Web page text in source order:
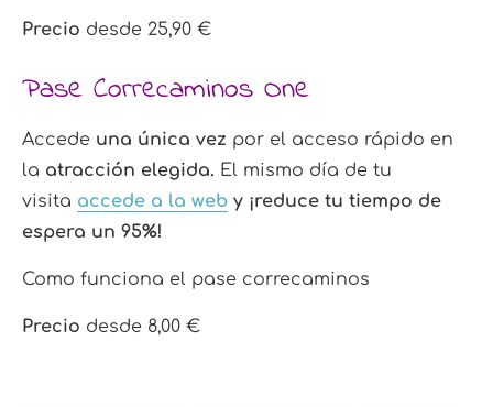
Precio desde 25,90 €
Pase Correcaminos One
Accede una única vez por el acceso rápido en
la atracción elegida. El mismo día de tu
visita accede a la web y ¡reduce tu tiempo de
espera un 95%!
Como funciona el pase correcaminos
Precio desde 8,00 €